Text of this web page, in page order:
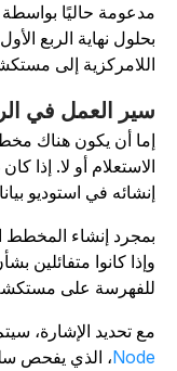
حاليًا بواسطة
إلى مستكشف
العمل في الرسم
أن يكون هناك مخطط
أو لا. إذا كان
في استوديو
إنشاء المخطط
كانوا متفائلين بشأن
على مستكشف
تحديد الإشارة،
، الذي يفحص